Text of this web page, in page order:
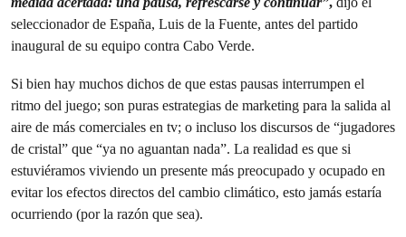
seleccionador de España, Luis de la Fuente, antes del partido
inaugural de su equipo contra Cabo Verde.
Si bien hay muchos dichos de que estas pausas interrumpen el
ritmo del juego; son puras estrategias de marketing para la salida al
aire de más comerciales en tv; o incluso los discursos de “jugadores
de cristal” que “ya no aguantan nada”. La realidad es que si
estuviéramos viviendo un presente más preocupado y ocupado en
evitar los efectos directos del cambio climático, esto jamás estaría
ocurriendo (por la razón que sea).